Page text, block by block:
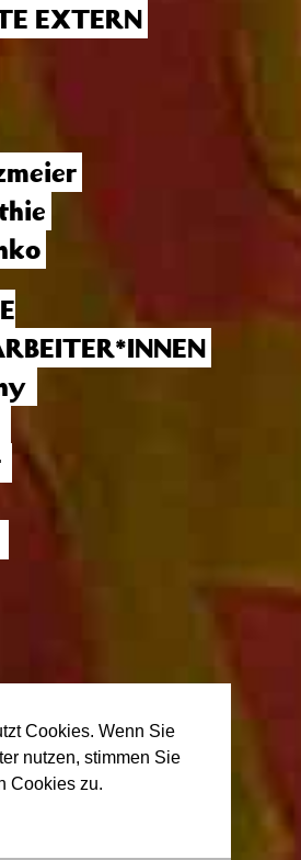
Cookies. Wenn Sie
nutzen, stimmen Sie
Cookies zu.
EXTERN